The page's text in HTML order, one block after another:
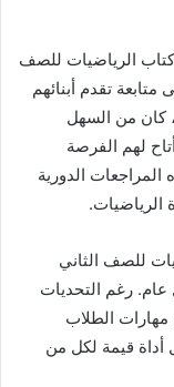
كتاب الرياضيات للصف
تقدم أبنائهم
كان من السهل
لهم الفرصة
الدورية
للصف الثاني
عام. رغم التحديات
مهارات الطلاب
أداة قيمة لكل من